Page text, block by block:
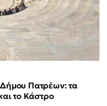
Πατρέων: τα
το Κάστρο